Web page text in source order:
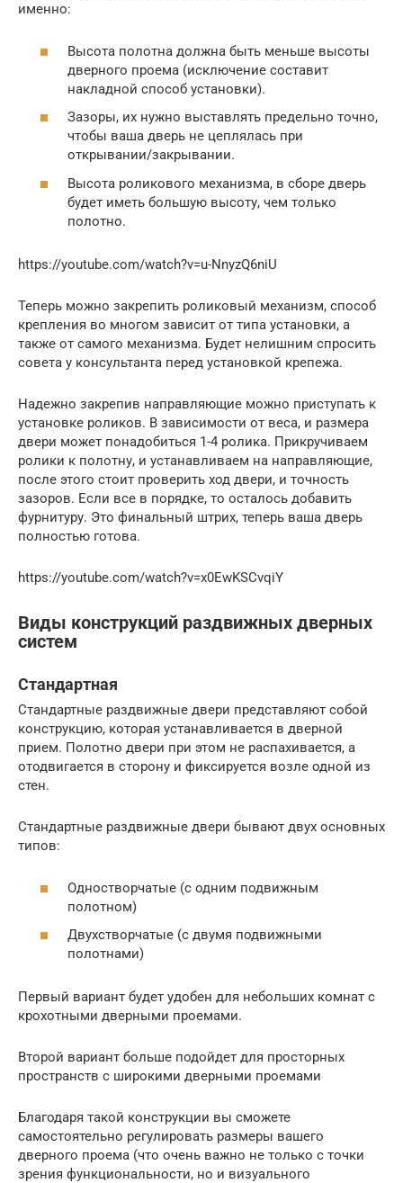
именно:
Высота полотна должна быть меньше высоты
дверного проема (исключение составит
накладной способ установки).
Зазоры, их нужно выставлять предельно точно,
чтобы ваша дверь не цеплялась при
открывании/закрывании.
Высота роликового механизма, в сборе дверь
будет иметь большую высоту, чем только
полотно.
https://youtube.com/watch?v=u-NnyzQ6niU
Теперь можно закрепить роликовый механизм, способ
крепления во многом зависит от типа установки, а
также от самого механизма. Будет нелишним спросить
совета у консультанта перед установкой крепежа.
Надежно закрепив направляющие можно приступать к
установке роликов. В зависимости от веса, и размера
двери может понадобиться 1-4 ролика. Прикручиваем
ролики к полотну, и устанавливаем на направляющие,
после этого стоит проверить ход двери, и точность
зазоров. Если все в порядке, то осталось добавить
фурнитуру. Это финальный штрих, теперь ваша дверь
полностью готова.
https://youtube.com/watch?v=x0EwKSCvqiY
Виды конструкций раздвижных дверных
систем
Стандартная
Стандартные раздвижные двери представляют собой
конструкцию, которая устанавливается в дверной
прием. Полотно двери при этом не распахивается, а
отодвигается в сторону и фиксируется возле одной из
стен.
Стандартные раздвижные двери бывают двух основных
типов:
Одностворчатые (с одним подвижным
полотном)
Двухстворчатые (с двумя подвижными
полотнами)
Первый вариант будет удобен для небольших комнат с
крохотными дверными проемами.
Второй вариант больше подойдет для просторных
пространств с широкими дверными проемами
Благодаря такой конструкции вы сможете
самостоятельно регулировать размеры вашего
дверного проема (что очень важно не только с точки
зрения функциональности, но и визуального